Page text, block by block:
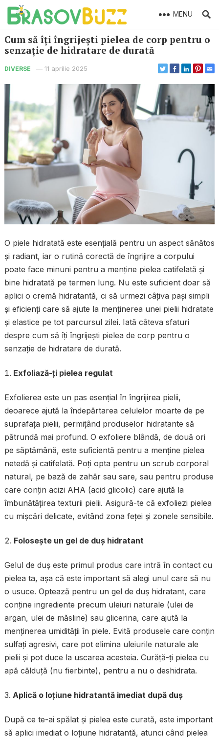
MENU
Cum să îți îngrijești pielea de corp pentru o
senzație de hidratare de durată
DIVERSE — 11 aprilie 2025
O piele hidratată este esențială pentru un aspect sănătos
și radiant, iar o rutină corectă de îngrijire a corpului
poate face minuni pentru a menține pielea catifelată și
bine hidratată pe termen lung. Nu este suficient doar să
aplici o cremă hidratantă, ci să urmezi câțiva pași simpli
și eficienți care să ajute la menținerea unei pielii hidratate
și elastice pe tot parcursul zilei. Iată câteva sfaturi
despre cum să îți îngrijești pielea de corp pentru o
senzație de hidratare de durată.
Exfoliază-ți pielea regulat
Exfolierea este un pas esențial în îngrijirea pielii,
deoarece ajută la îndepărtarea celulelor moarte de pe
suprafața pielii, permițând produselor hidratante să
pătrundă mai profund. O exfoliere blândă, de două ori
pe săptămână, este suficientă pentru a menține pielea
netedă și catifelată. Poți opta pentru un scrub corporal
natural, pe bază de zahăr sau sare, sau pentru produse
care conțin acizi AHA (acid glicolic) care ajută la
îmbunătățirea texturii pielii. Asigură-te că exfoliezi pielea
cu mișcări delicate, evitând zona feței și zonele sensibile.
Folosește un gel de duș hidratant
Gelul de duș este primul produs care intră în contact cu
pielea ta, așa că este important să alegi unul care să nu
o usuce. Optează pentru un gel de duș hidratant, care
conține ingrediente precum uleiuri naturale (ulei de
argan, ulei de măsline) sau glicerina, care ajută la
menținerea umidității în piele. Evită produsele care conțin
sulfați agresivi, care pot elimina uleiurile naturale ale
pielii și pot duce la uscarea acesteia. Curăță-ți pielea cu
apă călduță (nu fierbinte), pentru a nu o deshidrata.
Aplică o loțiune hidratantă imediat după duș
După ce te-ai spălat și pielea este curată, este important
să aplici imediat o loțiune hidratantă, atunci când pielea